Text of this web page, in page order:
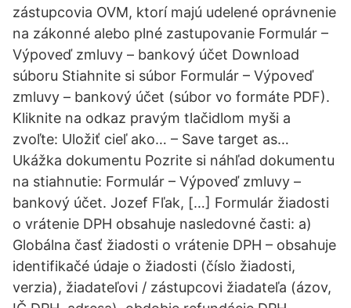
zástupcovia OVM, ktorí majú udelené oprávnenie
na zákonné alebo plné zastupovanie Formulár –
Výpoveď zmluvy – bankový účet Download
súboru Stiahnite si súbor Formulár – Výpoveď
zmluvy – bankový účet (súbor vo formáte PDF).
Kliknite na odkaz pravým tlačidlom myši a
zvoľte: Uložiť cieľ ako… – Save target as…
Ukážka dokumentu Pozrite si náhľad dokumentu
na stiahnutie: Formulár – Výpoveď zmluvy –
bankový účet. Jozef Fľak, […] Formulár žiadosti
o vrátenie DPH obsahuje nasledovné časti: a)
Globálna časť žiadosti o vrátenie DPH – obsahuje
identifikačé údaje o žiadosti (číslo žiadosti,
verzia), žiadateľovi / zástupcovi žiadateľa (ázov,